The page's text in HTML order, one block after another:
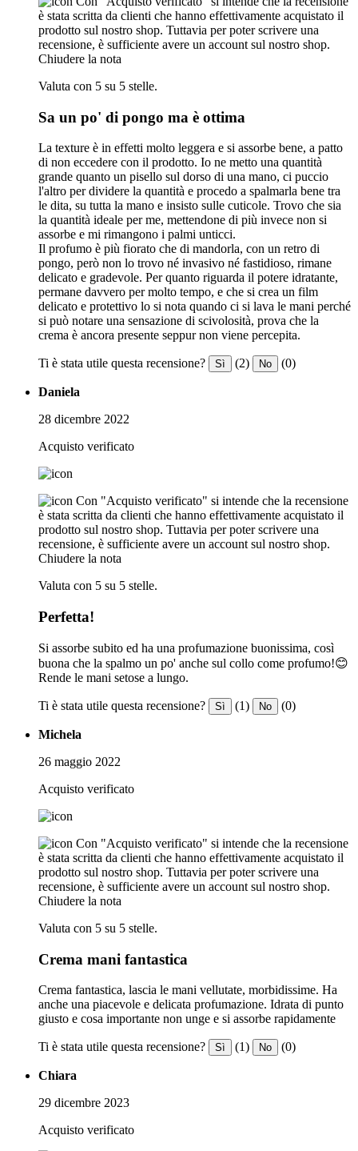
è stata scritta da clienti che hanno effettivamente acquistato il
prodotto sul nostro shop. Tuttavia per poter scrivere una
recensione, è sufficiente avere un account sul nostro shop.
Chiudere la nota
Valuta con 5 su 5 stelle.
Sa un po' di pongo ma è ottima
La texture è in effetti molto leggera e si assorbe bene, a patto
di non eccedere con il prodotto. Io ne metto una quantità
grande quanto un pisello sul dorso di una mano, ci puccio
l'altro per dividere la quantità e procedo a spalmarla bene tra
le dita, su tutta la mano e insisto sulle cuticole. Trovo che sia
la quantità ideale per me, mettendone di più invece non si
assorbe e mi rimangono i palmi unticci.
Il profumo è più fiorato che di mandorla, con un retro di
pongo, però non lo trovo né invasivo né fastidioso, rimane
delicato e gradevole. Per quanto riguarda il potere idratante,
permane davvero per molto tempo, e che si crea un film
delicato e protettivo lo si nota quando ci si lava le mani perché
si può notare una sensazione di scivolosità, prova che la
crema è ancora presente seppur non viene percepita.
Ti è stata utile questa recensione? Sì (2) No (0)
Daniela
28 dicembre 2022
Acquisto verificato
Con "Acquisto verificato" si intende che la recensione
è stata scritta da clienti che hanno effettivamente acquistato il
prodotto sul nostro shop. Tuttavia per poter scrivere una
recensione, è sufficiente avere un account sul nostro shop.
Chiudere la nota
Valuta con 5 su 5 stelle.
Perfetta!
Si assorbe subito ed ha una profumazione buonissima, così
buona che la spalmo un po' anche sul collo come profumo!😊
Rende le mani setose a lungo.
Ti è stata utile questa recensione? Sì (1) No (0)
Michela
26 maggio 2022
Acquisto verificato
Con "Acquisto verificato" si intende che la recensione
è stata scritta da clienti che hanno effettivamente acquistato il
prodotto sul nostro shop. Tuttavia per poter scrivere una
recensione, è sufficiente avere un account sul nostro shop.
Chiudere la nota
Valuta con 5 su 5 stelle.
Crema mani fantastica
Crema fantastica, lascia le mani vellutate, morbidissime. Ha
anche una piacevole e delicata profumazione. Idrata di punto
giusto e cosa importante non unge e si assorbe rapidamente
Ti è stata utile questa recensione? Sì (1) No (0)
Chiara
29 dicembre 2023
Acquisto verificato